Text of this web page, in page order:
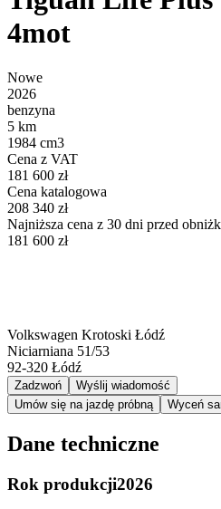
4mot
Nowe
2026
benzyna
5 km
1984 cm3
Cena z VAT
181 600 zł
Cena katalogowa
208 340 zł
Najniższa cena z 30 dni przed
181 600 zł
Volkswagen Krotoski Łódź
Niciarniana 51/53
92-320 Łódź
Zadzwoń
Wyślij wiadomość
Umów się na jazdę próbną
Wyceń
Dane techniczne
Rok produkcji2026